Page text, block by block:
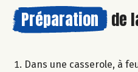
Préparation de
Dans une casserole, à